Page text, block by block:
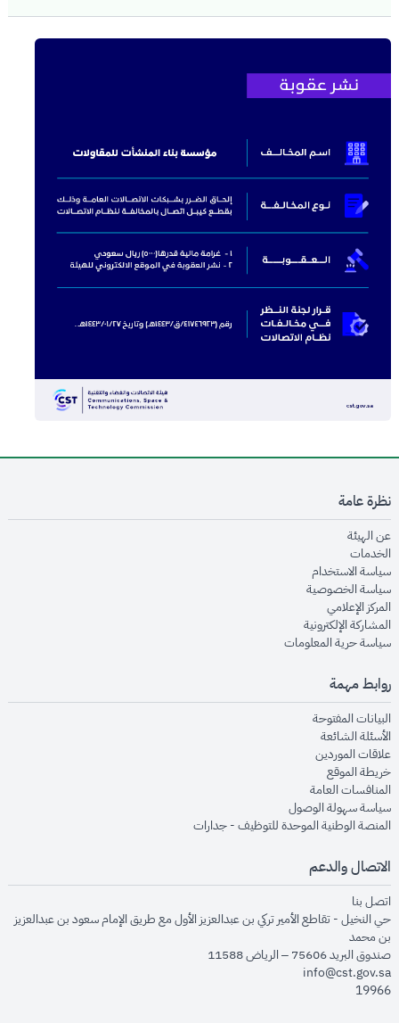
نظرة عامة
عن الهيئةopens in new window
الخدماتopens in new window
سياسة الاستخدام
سياسة الخصوصيةopens in new window
المركز الإعلاميopens in new window
المشاركة الإلكترونيةopens in new window
سياسة حرية المعلوماتopens in new window
روابط مهمة
البيانات المفتوحةopens in new window
الأسئلة الشائعةopens in new window
علاقات الموردينopens in new window
خريطة الموقعopens in new window
المنافسات العامةopens in new window
سياسة سهولة الوصولopens in new window
المنصة الوطنية الموحدة للتوظيف - جداراتopens in new window
الاتصال والدعم
اتصل بنا
حي النخيل - تقاطع الأمير تركي بن عبدالعزيز الأول مع طريق الإمام سعود بن عبدالعزيز
بن محمد
صندوق البريد 75606 – الرياض 11588
info@cst.gov.sa
19966